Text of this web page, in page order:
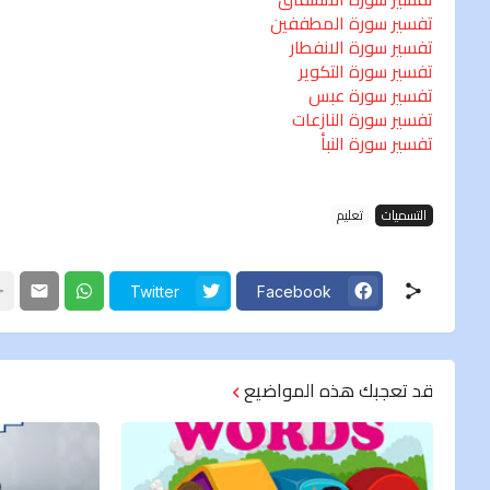
تفسير سورة المطففين
تفسير سورة الانفطار
تفسير سورة التكوير
تفسير سورة عبس
تفسير سورة النازعات
تفسير سورة النبأ
التسميات تعليم
Facebook
Twitter
قد تعجبك هذه المواضيع